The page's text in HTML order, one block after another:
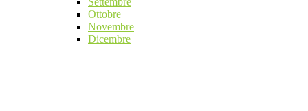
Ottobre
Novembre
Dicembre